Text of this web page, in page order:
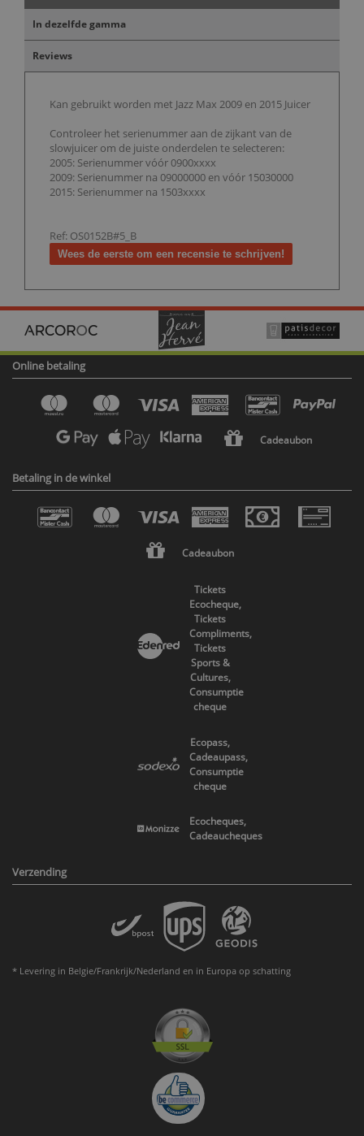
In dezelfde gamma
Reviews
Kan gebruikt worden met Jazz Max 2009 en 2015 Juicer
Controleer het serienummer aan de zijkant van de
slowjuicer om de juiste onderdelen te selecteren:
2005: Serienummer vóór 0900xxxx
2009: Serienummer na 09000000 en vóór 15030000
2015: Serienummer na 1503xxxx
Ref: OS0152B#5_B
Wees de eerste om een recensie te schrijven!
Online betaling
Cadeaubon
Betaling in de winkel
Cadeaubon
Tickets
Ecocheque,
Tickets
Compliments,
Tickets
Sports &
Cultures,
Consumptie
cheque
Ecopass,
Cadeaupass,
Consumptie
cheque
Ecocheques,
Cadeaucheques
Verzending
* Levering in Belgie/Frankrijk/Nederland en in Europa op schatting